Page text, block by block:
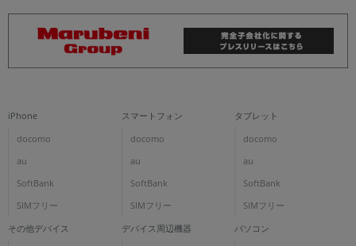
iPhone
docomo
au
SoftBank
SIMフリー
スマートフォン
docomo
au
SoftBank
SIMフリー
タブレット
docomo
au
SoftBank
SIMフリー
その他デバイス デバイス周辺機器 パソコン